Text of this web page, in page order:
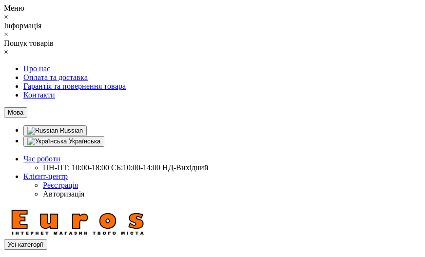
Меню
×
Інформація
×
Пошук товарів
×
Про нас
Оплата та доставка
Гарантія та повернення товара
Контакти
Мова
Russian
Українська
Час роботи
ПН-ПТ: 10:00-18:00 СБ:10:00-14:00 НД-Вихідний
Клієнт-центр
Реєстрація
Авторизація
Усі категорії